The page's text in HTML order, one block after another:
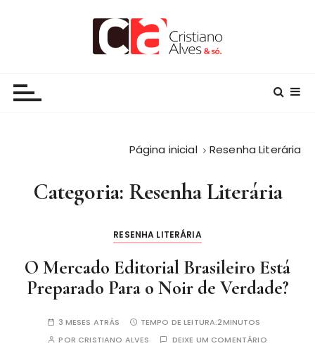
Página inicial Resenha Literária
Categoria: Resenha Literária
RESENHA LITERÁRIA
O Mercado Editorial Brasileiro Está
Preparado Para o Noir de Verdade?
3 MESES ATRÁS TEMPO DE LEITURA:2MINUTOS
POR CRISTIANO ALVES DEIXE UM COMENTÁRIO